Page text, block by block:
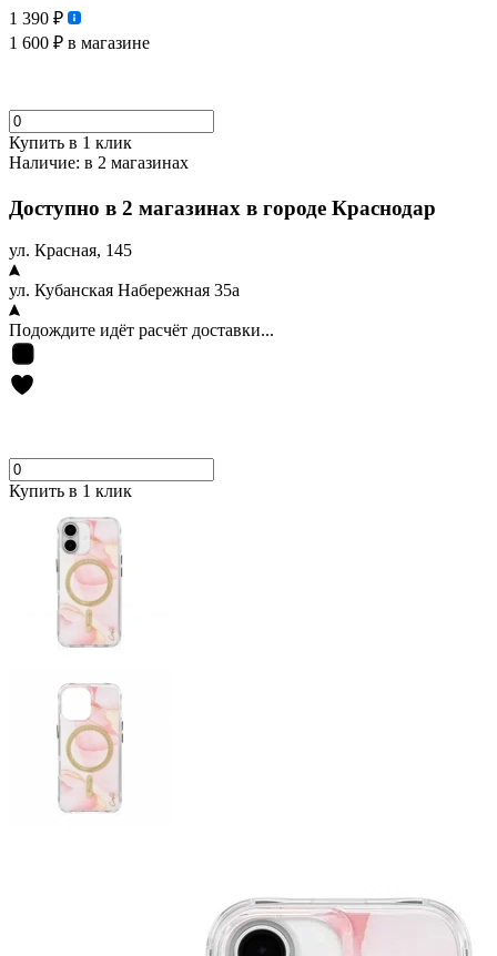
1 390 ₽
1 600 ₽ в магазине
Купить в 1 клик
Наличие: в 2 магазинах
Доступно в 2 магазинах в городе Краснодар
ул. Красная, 145
ул. Кубанская Набережная 35а
Подождите идёт расчёт доставки...
Купить в 1 клик